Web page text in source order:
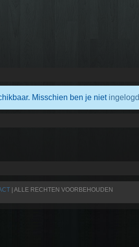
Misschien ben je niet ingelogd
| ALLE RECHTEN VOORBEHOUDEN